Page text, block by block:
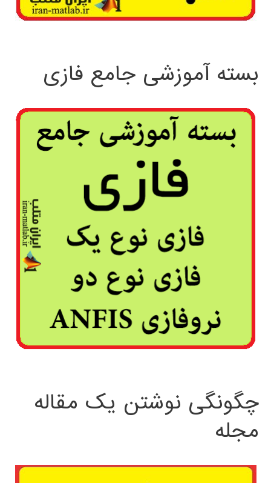
بسته آموزشی جامع فازی
چگونگی نوشتن یک مقاله
مجله